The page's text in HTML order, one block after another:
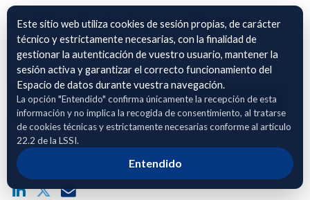
Cultivo fruta hueso. Huesca
datos sobre el manejo y produccion de fruta de hueso en la
provincia de Huesca.
Adhierete para solicitar acceso
Compartir enlace público del dataset
Este sitio web utiliza cookies de sesión propias, de carácter
técnico y estrictamente necesarias, con la finalidad de
gestionar la autenticación de vuestro usuario, mantener la
sesión activa y garantizar el correcto funcionamiento del
Espacio de datos durante vuestra navegación.
La opción "Entendido" confirma únicamente la recepción de esta
información y no implica la recogida de consentimiento, al tratarse
de cookies técnicas y estrictamente necesarias conforme al artículo
22.2 de la LSSI.
Entendido